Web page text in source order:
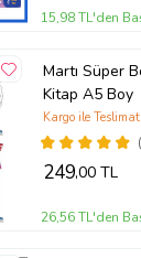
15,98 TL'den
Martı Süper
Kitap A5 Boy
Kargo ile Teslimat
249,00 TL
26,56 TL'den